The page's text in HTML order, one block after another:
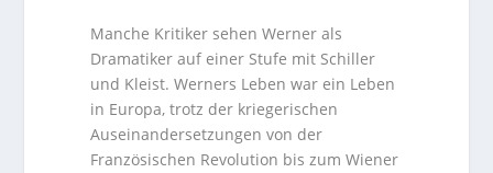
Manche Kritiker sehen Werner als
Dramatiker auf einer Stufe mit Schiller
und Kleist. Werners Leben war ein Leben
in Europa, trotz der kriegerischen
Auseinandersetzungen von der
Französischen Revolution bis zum Wiener